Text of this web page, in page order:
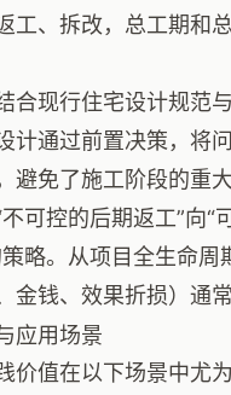
工、拆改，总工期和
合现行住宅设计规范
计通过前置决策，将
避免了施工阶段的重
可控的后期返工”向“
略。从项目全生命周
金钱、效果折损）通常
应用场景
价值在以下场景中尤